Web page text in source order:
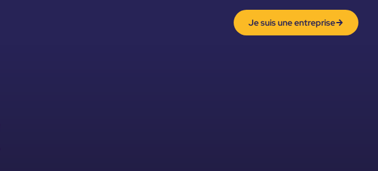
Je suis une entreprise